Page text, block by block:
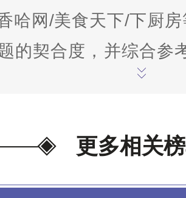
哈网/美食天下/下厨
的契合度，并综合参
结。榜单仅供参考，
更多相关